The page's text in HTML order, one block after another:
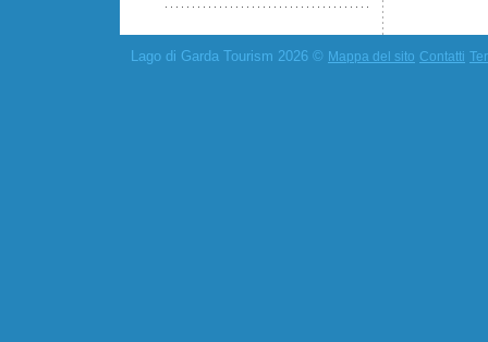
Lago di Garda Tourism 2026 © Mappa del sito Contatti